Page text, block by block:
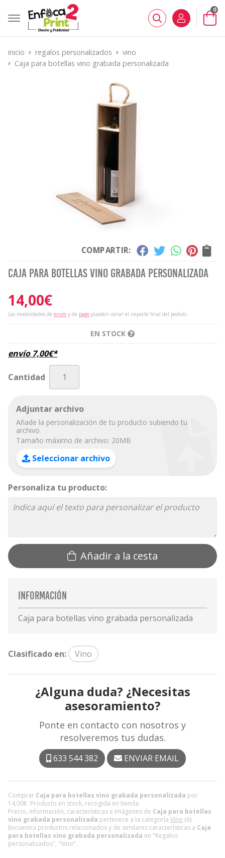
Buscar
0
inicio regalos personalizados
vino
Caja para botellas vino grabada personalizada
COMPARTIR:
Caja para botellas vino grabada personalizada
14,00€
Las modalidades de envío y de pago pueden variar el importe final del pedido.
EN STOCK
envío 7,00€*
Cantidad
Adjuntar archivo
Añade la personalización de tu producto subiendo tu
archivo
Tamaño máximo de archivo: 20MB
Seleccionar archivo
Personaliza tu producto:
Añadir a la cesta
Comprar Caja para botellas vino grabada personalizada por
14,00€. Producto en stock, recogida en tienda.
Precio, información, características e imágenes de Caja para botellas
vino grabada personalizada pertenece a la categoría Vino (6).
Encuentra productos relacionados y de similares características a Caja
para botellas vino grabada personalizada en "Regalos
personalizados", "Vino".
Información
Caja para botellas vino grabada personalizada
Clasificado en: Vino
¿Alguna duda? ¿Necesitas
asesoramiento?
Ponte en contacto con nosotros y
resolveremos tus dudas.
633 544 382 ENVIAR EMAIL